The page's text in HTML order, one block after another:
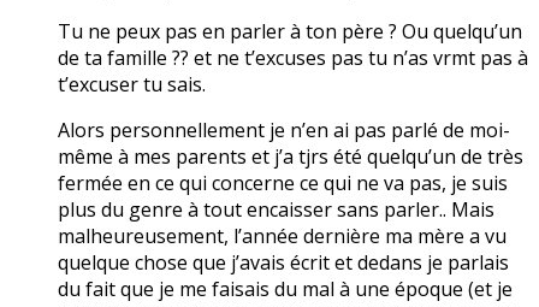
Tu ne peux pas en parler à ton père ? Ou quelqu’un
de ta famille ?? et ne t’excuses pas tu n’as vrmt pas à
t’excuser tu sais.
Alors personnellement je n’en ai pas parlé de moi-
même à mes parents et j’a tjrs été quelqu’un de très
fermée en ce qui concerne ce qui ne va pas, je suis
plus du genre à tout encaisser sans parler.. Mais
malheureusement, l’année dernière ma mère a vu
quelque chose que j’avais écrit et dedans je parlais
du fait que je me faisais du mal à une époque (et je